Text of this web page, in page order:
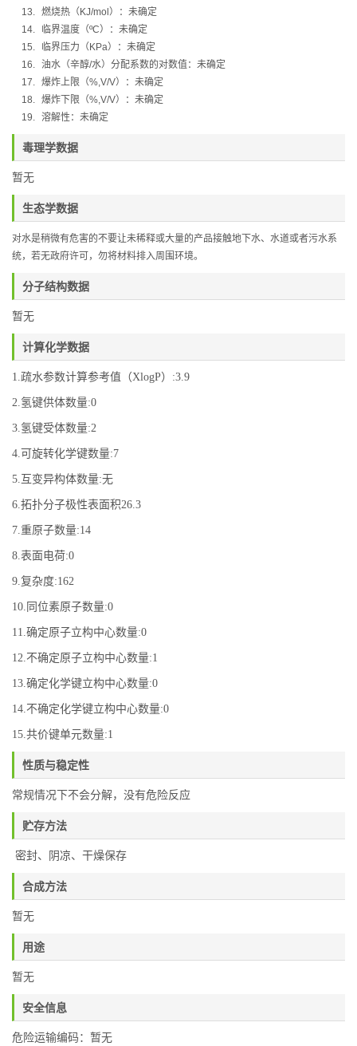
13. 燃烧热（ KJ/mol ）： 未确定
14.
临界温度（ºC）：未确定
15.
临界压力（ KPa）：未确定
16. 油水（辛醇/水）分配系数的对数值：未确定
17. 爆炸上限（%,V/V）：未确定
18. 爆炸下限（%,V/V）：未确定
19. 溶解性：未确定
毒理学数据
暂无
生态学数据
对水是稍微有危害的不要让未稀释或大量的产品接触地下水、水道或者污水系
统，若无政府许可，勿将材料排入周围环境。
分子结构数据
暂无
计算化学数据
1.疏水参数计算参考值（XlogP）:3.9
2.氢键供体数量:0
3.氢键受体数量:2
4.可旋转化学键数量:7
5.互变异构体数量:无
6.拓扑分子极性表面积26.3
7.重原子数量:14
8.表面电荷:0
9.复杂度:162
10.同位素原子数量:0
11.确定原子立构中心数量:0
12.不确定原子立构中心数量:1
13.确定化学键立构中心数量:0
14.不确定化学键立构中心数量:0
15.共价键单元数量:1
性质与稳定性
常规情况下不会分解，没有危险反应
贮存方法
密封、阴凉、干燥保存
合成方法
暂无
用途
暂无
安全信息
危险运输编码：暂无